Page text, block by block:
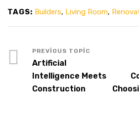
TAGS: Builders, Living Room,
Artificial
Intelligence Meets
Construction